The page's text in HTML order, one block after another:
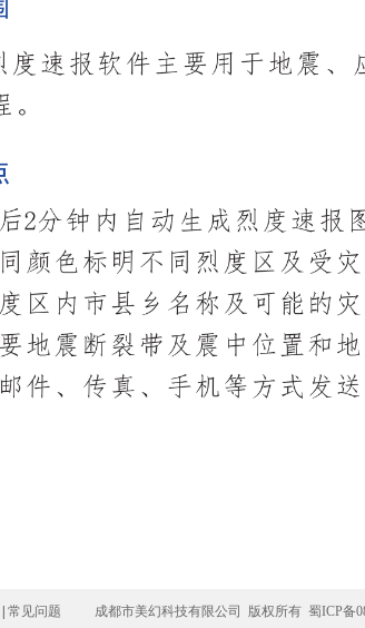
常见问题 成都市美幻科技有限公司 版权所有 蜀ICP备